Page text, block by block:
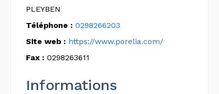
PLEYBEN
Téléphone : 0298266203
Site web : https://www.porelia.com/
Fax : 0298263611
Informations